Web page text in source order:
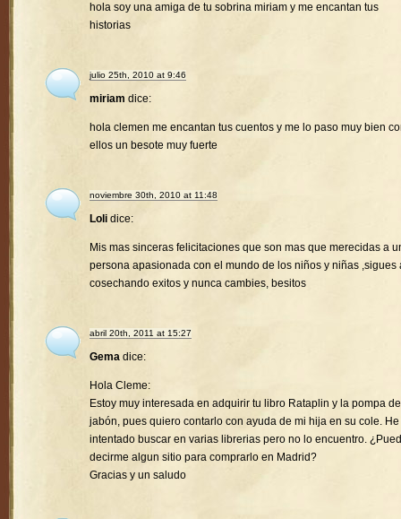
hola soy una amiga de tu sobrina miriam y me encantan tus
historias
julio 25th, 2010 at 9:46
miriam dice:
hola clemen me encantan tus cuentos y me lo paso muy bien
ellos un besote muy fuerte
noviembre 30th, 2010 at 11:48
Loli dice:
Mis mas sinceras felicitaciones que son mas que merecidas a
persona apasionada con el mundo de los niños y niñas ,sigues
cosechando exitos y nunca cambies, besitos
abril 20th, 2011 at 15:27
Gema dice:
Hola Cleme:
Estoy muy interesada en adquirir tu libro Rataplin y la pompa de
jabón, pues quiero contarlo con ayuda de mi hija en su cole. He
intentado buscar en varias librerias pero no lo encuentro.
decirme algun sitio para comprarlo en Madrid?
Gracias y un saludo